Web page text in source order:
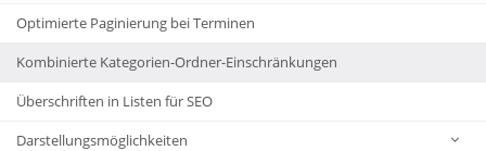
Optimierte Paginierung bei Terminen
Kombinierte Kategorien-Ordner-Einschränkungen
Überschriften in Listen für SEO
Darstellungsmöglichkeiten